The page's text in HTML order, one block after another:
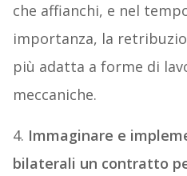
che affianchi, e nel
importanza, la
più adatta a forme di
meccaniche.
4. Immaginare e
bilaterali un contratto